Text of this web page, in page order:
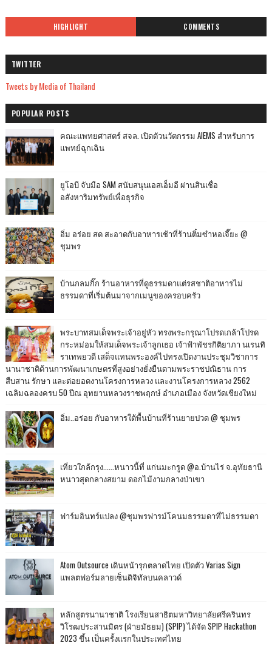
HIGHLIGHT COMMENTS
TWITTER
Tweets by Media of Thailand
POPULAR POSTS
คณะแพทยศาสตร์ สจล. เปิดตัวนวัตกรรม AIEMS สำหรับการ
แพทย์ฉุกเฉิน
ยูโอบี จับมือ SAM สนับสนุนเอสเอ็มอี ผ่านสินเชื่อ
อสังหาริมทรัพย์เพื่อธุรกิจ
อิ่ม อร่อย สด สะอาดกับอาหารเช้าที่ร้านติ๋มซำหอเจี๊ยะ @
ชุมพร
บ้านกลมกิ๊ก ร้านอาหารที่ดูธรรมดาแต่รสชาติอาหารไม่
ธรรมดาที่เริ่มต้นมาจากเมนูของครอบครัว
พระบาทสมเด็จพระเจ้าอยู่หัว ทรงพระกรุณาโปรดเกล้าโปรด
กระหม่อมให้สมเด็จพระเจ้าลูกเธอ เจ้าฟ้าพัชรกิติยาภา นเรนทิ
ราเทพยวดี เสด็จแทนพระองค์ไปทรงเปิดงานประชุมวิชาการ
นานาชาติด้านการพัฒนาเกษตรที่สูงอย่างยั่งยืนตามพระราชปณิธาน การ
สืบสาน รักษา และต่อยอดงานโครงการหลวง และงานโครงการหลวง 2562
เฉลิมฉลองครบ 50 ปีณ อุทยานหลวงราชพฤกษ์ อำเภอเมือง จังหวัดเชียงใหม่
อิ่ม..อร่อย กับอาหารใต้พื้นบ้านที่ร้านยายปวด @ ชุมพร
เที่ยวใกล้กรุง......หนาวนี้ที่ แก่นมะกรูด @อ.บ้านไร่ จ.อุทัยธานี
หนาวสุดกลางสยาม ดอกไม้งามกลางป่าเขา
ฟาร์มอินทร์แปลง @ชุมพรฟารม์โคนมธรรมดาที่ไม่ธรรมดา
Atom Outsource เดินหน้ารุกตลาดไทย เปิดตัว Varias Sign
แพลตฟอร์มลายเซ็นดิจิทัลบนคลาวด์
หลักสูตรนานาชาติ โรงเรียนสาธิตมหาวิทยาลัยศรีครินทร
วิโรฒประสานมิตร (ฝ่ายมัธยม) (SPIP) ได้จัด SPIP Hackathon
2023 ขึ้น เป็นครั้งแรกในประเทศไทย